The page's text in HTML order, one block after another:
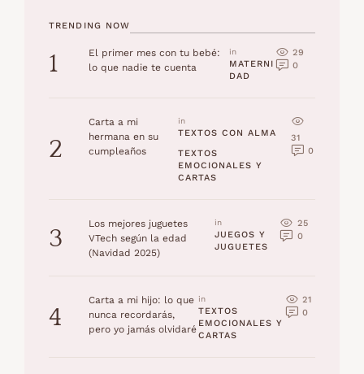
TRENDING NOW
1
El primer mes con tu bebé:
lo que nadie te cuenta
in
MATERNI
DAD
29
0
2
Carta a mi
hermana en su
cumpleaños
in
TEXTOS CON ALMA
TEXTOS
EMOCIONALES Y
CARTAS
31
0
3
Los mejores juguetes
VTech según la edad
(Navidad 2025)
in
JUEGOS Y
JUGUETES
25
0
4
Carta a mi hijo: lo que
nunca recordarás,
pero yo jamás olvidaré
in
TEXTOS
EMOCIONALES Y
CARTAS
21
0